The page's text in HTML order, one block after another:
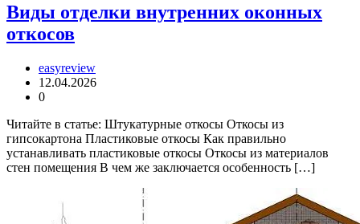
Виды отделки внутренних оконных
откосов
easyreview
12.04.2026
0
Читайте в статье: Штукатурные откосы Откосы из
гипсокартона Пластиковые откосы Как правильно
устанавливать пластиковые откосы Откосы из материалов
стен помещения В чем же заключается особенность […]